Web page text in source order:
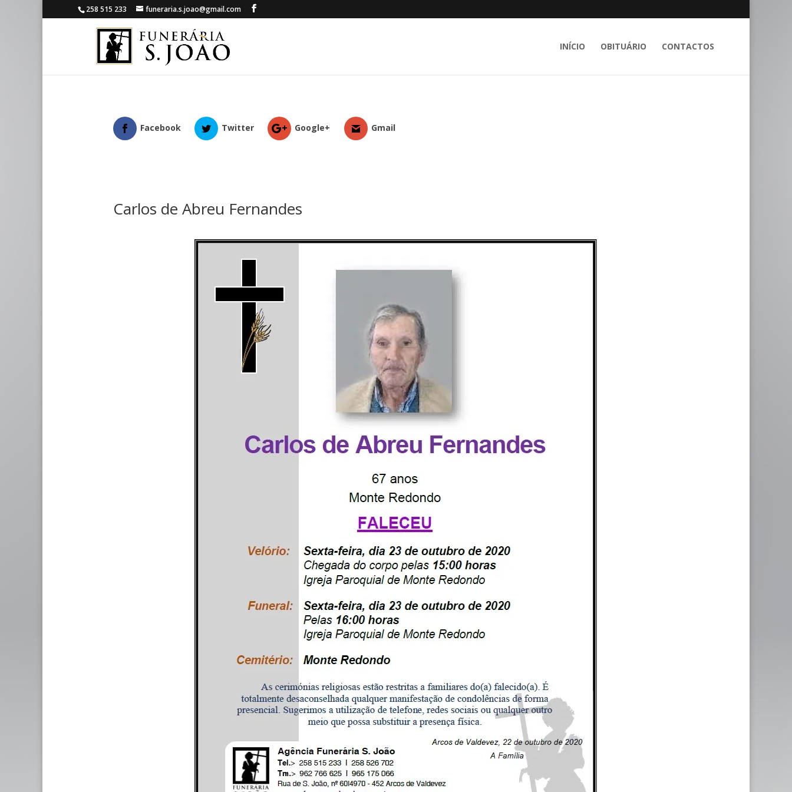
258 515 233 funeraria.s.joao@gmail.com
INÍCIO OBITUÁRIO CONTACTOS
Facebook Twitter Google+ Gmail
Carlos de Abreu Fernandes